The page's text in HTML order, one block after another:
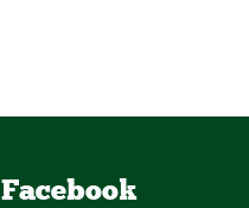
Facebook